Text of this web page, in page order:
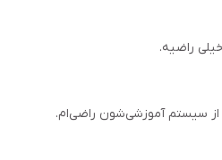
راضیه.
از سیستم آموزشی‌شون راضی‌ام.